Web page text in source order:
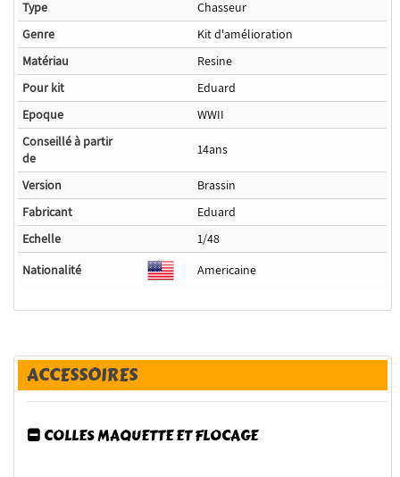
Type
Chasseur
Genre
Kit d'amélioration
Matériau
Resine
Pour kit
Eduard
Epoque
WWII
Conseillé à partir
de
14ans
Version
Brassin
Fabricant
Eduard
Echelle
1/48
Nationalité
Americaine
ACCESSOIRES
COLLES MAQUETTE ET FLOCAGE